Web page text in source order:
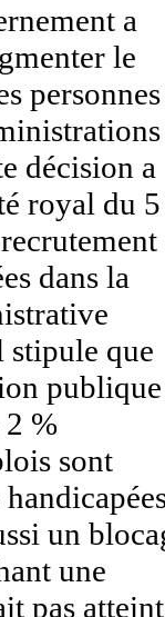
a
le
personnes
décision a
royal du 5
dans la
stipule que
publique
2 %
sont
un
une
pas atteint